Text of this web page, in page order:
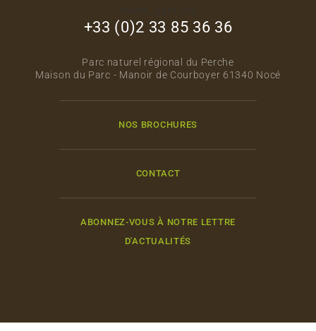
+33 (0)2 33 85 36 36
Parc naturel régional du Perche
Maison du Parc - Manoir de Courboyer 61340 Nocé
NOS BROCHURES
CONTACT
ABONNEZ-VOUS À NOTRE LETTRE
D'ACTUALITÉS